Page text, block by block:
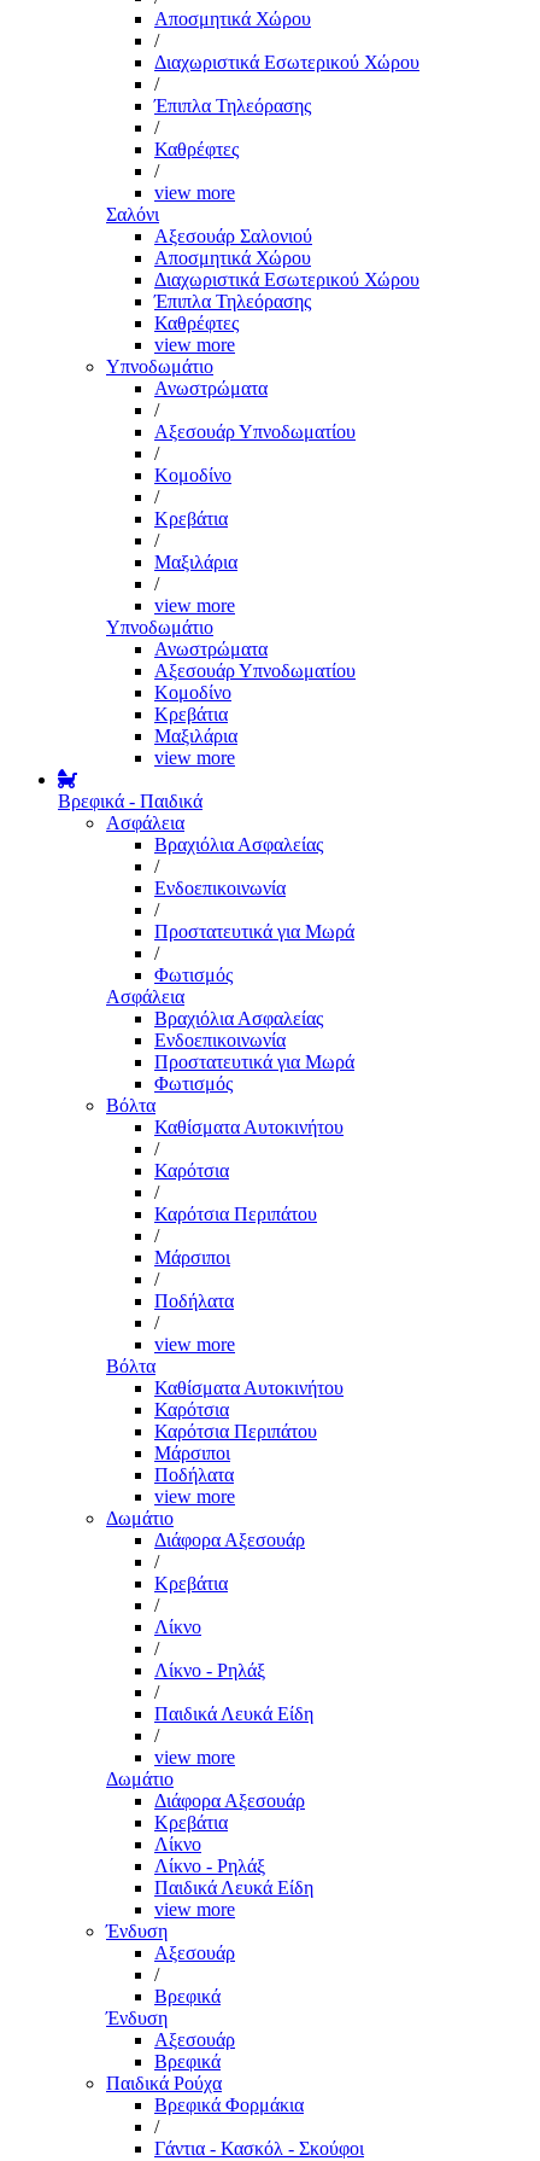
Αποσμητικά Χώρου
/
Διαχωριστικά Εσωτερικού Χώρου
/
Έπιπλα Τηλεόρασης
/
Καθρέφτες
/
view more
Σαλόνι
Αξεσουάρ Σαλονιού
Αποσμητικά Χώρου
Διαχωριστικά Εσωτερικού Χώρου
Έπιπλα Τηλεόρασης
Καθρέφτες
view more
Υπνοδωμάτιο
Ανωστρώματα
/
Αξεσουάρ Υπνοδωματίου
/
Κομοδίνο
/
Κρεβάτια
/
Μαξιλάρια
/
view more
Υπνοδωμάτιο
Ανωστρώματα
Αξεσουάρ Υπνοδωματίου
Κομοδίνο
Κρεβάτια
Μαξιλάρια
view more
Βρεφικά - Παιδικά
Ασφάλεια
Βραχιόλια Ασφαλείας
/
Ενδοεπικοινωνία
/
Προστατευτικά για Μωρά
/
Φωτισμός
Ασφάλεια
Βραχιόλια Ασφαλείας
Ενδοεπικοινωνία
Προστατευτικά για Μωρά
Φωτισμός
Βόλτα
Καθίσματα Αυτοκινήτου
/
Καρότσια
/
Καρότσια Περιπάτου
/
Μάρσιποι
/
Ποδήλατα
/
view more
Βόλτα
Καθίσματα Αυτοκινήτου
Καρότσια
Καρότσια Περιπάτου
Μάρσιποι
Ποδήλατα
view more
Δωμάτιο
Διάφορα Αξεσουάρ
/
Κρεβάτια
/
Λίκνο
/
Λίκνο - Ρηλάξ
/
Παιδικά Λευκά Είδη
/
view more
Δωμάτιο
Διάφορα Αξεσουάρ
Κρεβάτια
Λίκνο
Λίκνο - Ρηλάξ
Παιδικά Λευκά Είδη
view more
Ένδυση
Αξεσουάρ
/
Βρεφικά
Ένδυση
Αξεσουάρ
Βρεφικά
Παιδικά Ρούχα
Βρεφικά Φορμάκια
/
Γάντια - Κασκόλ - Σκούφοι